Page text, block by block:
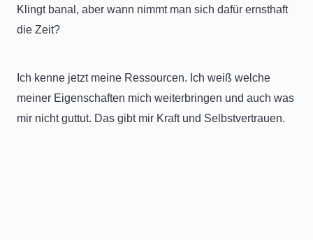
Klingt banal, aber wann nimmt man sich dafür ernsthaft
die Zeit?
Ich kenne jetzt meine Ressourcen. Ich weiß welche
meiner Eigenschaften mich weiterbringen und auch was
mir nicht guttut. Das gibt mir Kraft und Selbstvertrauen.